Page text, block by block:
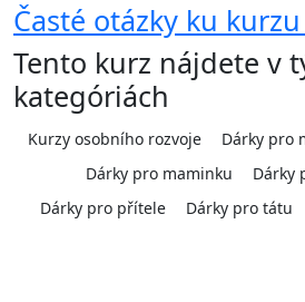
Časté otázky ku kurzu
Tento kurz nájdete v
kategóriách
Kurzy osobního rozvoje Dárky pro
Dárky pro maminku
Dárky
Dárky pro přítele
Dárky pro tátu